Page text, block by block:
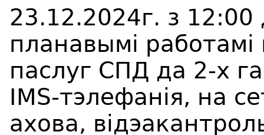
23.12.2024г. з 12:00
планавымі
паслуг СПД да 2-х
IMS-тэлефанія, на
ахова,